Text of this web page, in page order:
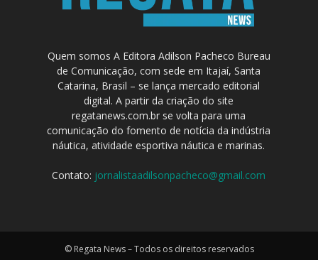
Quem somos A Editora Adilson Pacheco Bureau
de Comunicação, com sede em Itajaí, Santa
Catarina, Brasil – se lança mercado editorial
digital. A partir da criação do site
regatanews.com.br se volta para uma
comunicação do fomento de notícia da indústria
náutica, atividade esportiva náutica e marinas.
Contato: jornalistaadilsonpacheco@gmail.com
© Regata News – Todos os direitos reservados